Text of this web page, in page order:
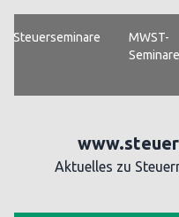
Steuerseminare
MWST-
Seminare
Aktuelles zu